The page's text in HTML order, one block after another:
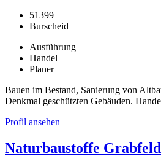
51399
Burscheid
Ausführung
Handel
Planer
Bauen im Bestand, Sanierung von
Denkmal geschützten Gebäuden.
Profil ansehen
Naturbaustoffe Grabfeld